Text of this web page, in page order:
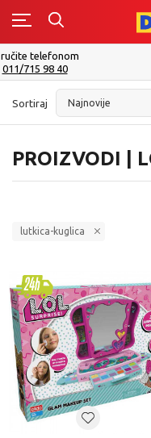
Isporuku možete
PROIZVODI |
Sortiraj
lutkica-kuglica